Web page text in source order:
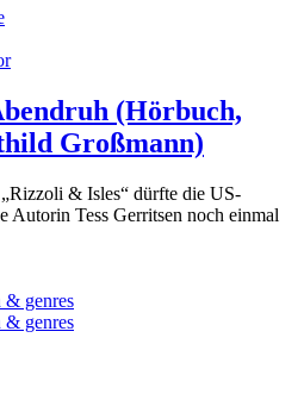
(Hörbuch,
Großmann)
& Isles“ dürfte die US-
Autorin Tess Gerritsen noch einmal